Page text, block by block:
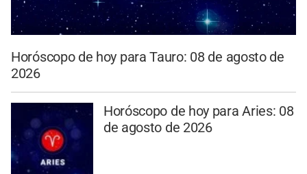
Horóscopo de hoy para Tauro: 08 de agosto de
2026
Horóscopo de hoy para Aries: 08
de agosto de 2026